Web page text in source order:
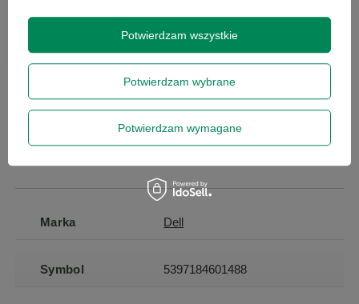
Zapytaj o ten produkt
Specyfikacja
Marka Dell
Symbol 5397184601488
Potwierdzam wybrane
Potwierdzam wymagane
Potwierdzam wszystkie